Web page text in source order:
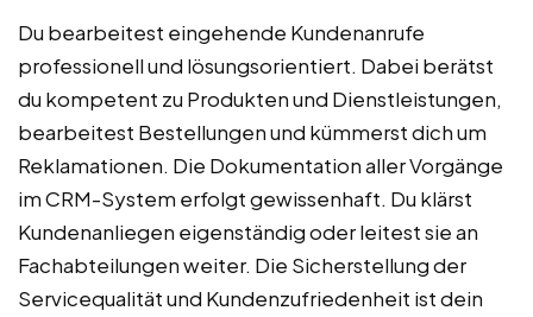
Du bearbeitest eingehende Kundenanrufe
professionell und lösungsorientiert. Dabei berätst
du kompetent zu Produkten und Dienstleistungen,
bearbeitest Bestellungen und kümmerst dich um
Reklamationen. Die Dokumentation aller Vorgänge
im CRM-System erfolgt gewissenhaft. Du klärst
Kundenanliegen eigenständig oder leitest sie an
Fachabteilungen weiter. Die Sicherstellung der
Servicequalität und Kundenzufriedenheit ist dein